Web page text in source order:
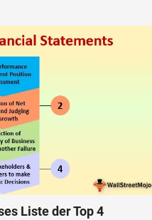
Liste der Top 4